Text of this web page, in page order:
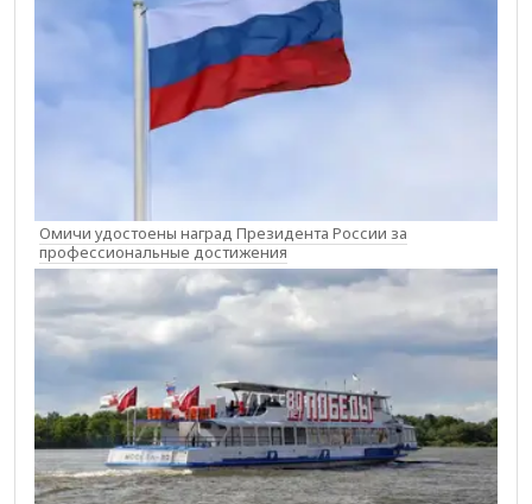
Омичи удостоены наград Президента России за
профессиональные достижения